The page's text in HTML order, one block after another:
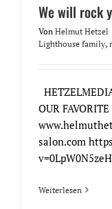
We will rock
Von Helmut Hetzel
Lighthouse family,
OUR
salon.com
Weiterlesen